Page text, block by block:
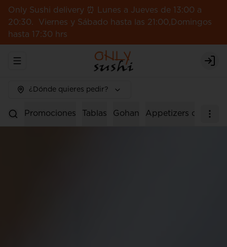
Only Sushi delivery ⏰ Lunes a Jueves de 13:00 a
20:30. Viernes y Sábado hasta las 21:00,Domingos
hasta 17:30 hrs
Abrir menu de navegación
¿Dónde quieres pedir?
Promociones Tablas Gohan Appetizers calientes